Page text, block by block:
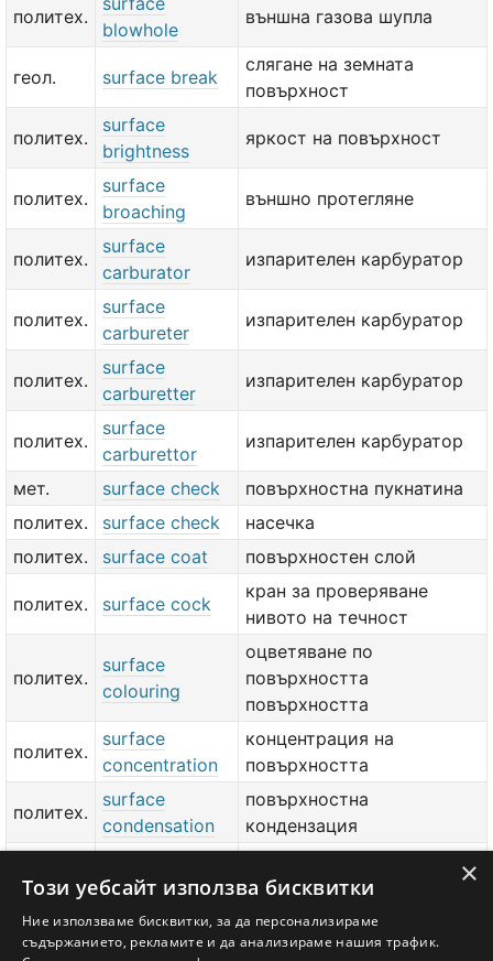
политех.
blowhole
външна газова шупла
геол. surface break
слягане на земната
повърхност
политех.
surface
brightness
яркост на повърхност
политех.
surface
broaching
външно протегляне
политех.
surface
carburator
изпарителен карбуратор
политех.
surface
carbureter
изпарителен карбуратор
политех.
surface
carburetter
изпарителен карбуратор
политех.
surface
carburettor
изпарителен карбуратор
мет. surface check
повърхностна пукнатина
политех.
surface check
насечка
политех.
surface coat повърхностен слой
политех. surface cock
кран за проверяване
нивото на течност
политех.
surface
colouring
оцветяване по
повърхността
повърхността
политех.
surface
concentration
концентрация на
повърхността
политех.
surface
condensation
повърхностна
кондензация
condenser
кондензатор
surface
condition
качество на повърхнина
×
Този уебсайт използва бисквитки
Ние използваме бисквитки, за да персонализираме
съдържанието, рекламите и да анализираме нашия трафик.